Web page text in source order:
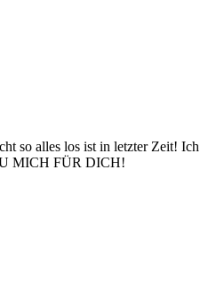
so alles los ist in letzter Zeit! Ich
MICH FÜR DICH!